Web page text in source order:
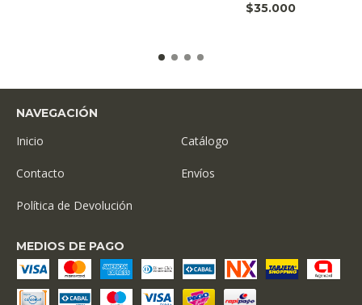
$35.000
NAVEGACIÓN
Inicio Catálogo
Contacto Envíos
Política de Devolución
MEDIOS DE PAGO